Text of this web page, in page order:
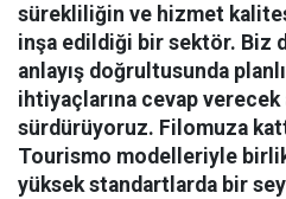
sürekliliğin ve hizmet
inşa edildiği bir sektör. Biz
anlayış doğrultusunda
ihtiyaçlarına cevap
sürdürüyoruz. Filomuza
Tourismo modelleriyle
yüksek standartlarda bir